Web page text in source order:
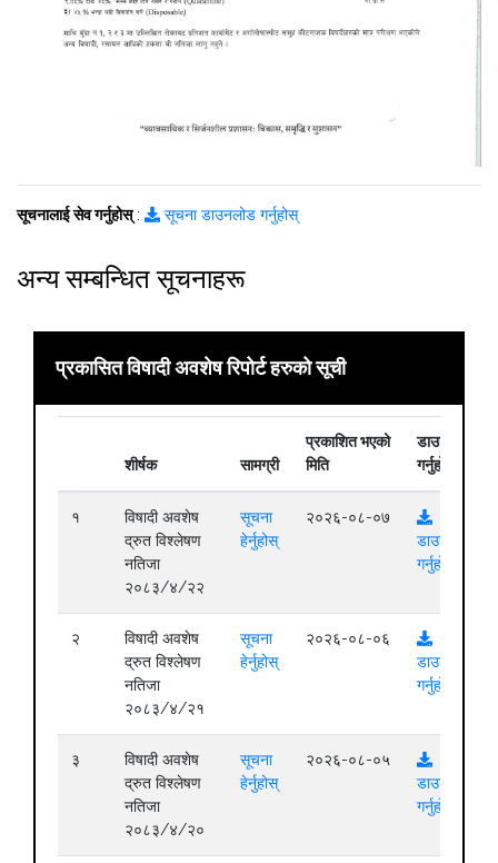
सूचनालाई सेव गर्नुहोस्: सूचना डाउनलोड गर्नुहोस्
अन्य सम्बन्धित सूचनाहरू
प्रकासित विषादी अवशेष रिपोर्ट हरुको सूची
शीर्षक सामग्री
प्रकाशित भएको
मिति
डाउनलोड
गर्नुहोस्
१
विषादी अवशेष
द्रुत विश्लेषण
नतिजा
२०८३/४/२२
सूचना
हेर्नुहोस्
२०२६-०८-०७
डाउनलोड
गर्नुहोस्
२
विषादी अवशेष
द्रुत विश्लेषण
नतिजा
२०८३/४/२१
सूचना
हेर्नुहोस्
२०२६-०८-०६
डाउनलोड
गर्नुहोस्
३
विषादी अवशेष
द्रुत विश्लेषण
नतिजा
२०८३/४/२०
सूचना
हेर्नुहोस्
२०२६-०८-०५
डाउनलोड
गर्नुहोस्